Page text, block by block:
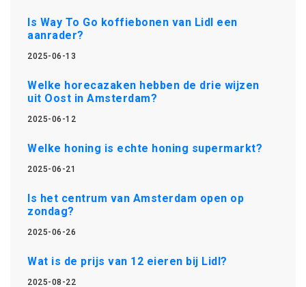
Is Way To Go koffiebonen van Lidl een
aanrader?
2025-06-13
Welke horecazaken hebben de drie wijzen
uit Oost in Amsterdam?
2025-06-12
Welke honing is echte honing supermarkt?
2025-06-21
Is het centrum van Amsterdam open op
zondag?
2025-06-26
Wat is de prijs van 12 eieren bij Lidl?
2025-08-22